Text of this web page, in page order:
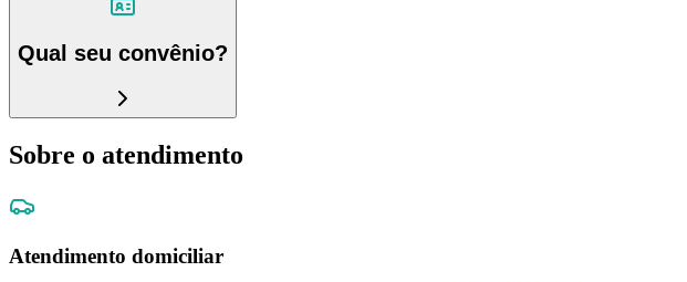
Qual seu convênio?
Sobre o atendimento
Atendimento domiciliar